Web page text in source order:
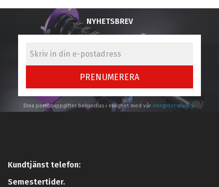
NYHETSBREV
PRENUMERERA
Dina personuppgifter behandlas i enlighet med vår integritetspolicy.
Kundtjänst telefon:
Semestertider.